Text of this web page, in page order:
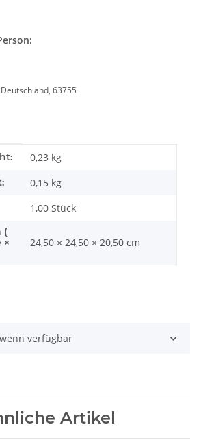
63755
0,23 kg
0,15 kg
1,00 Stück
(
×
24,50 × 24,50 × 20,50 cm
verfügbar
Artikel